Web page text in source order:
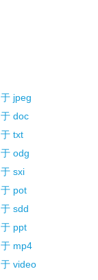
于 jpeg
于 doc
于 txt
于 odg
于 sxi
于 pot
于 sdd
于 ppt
于 mp4
于 video